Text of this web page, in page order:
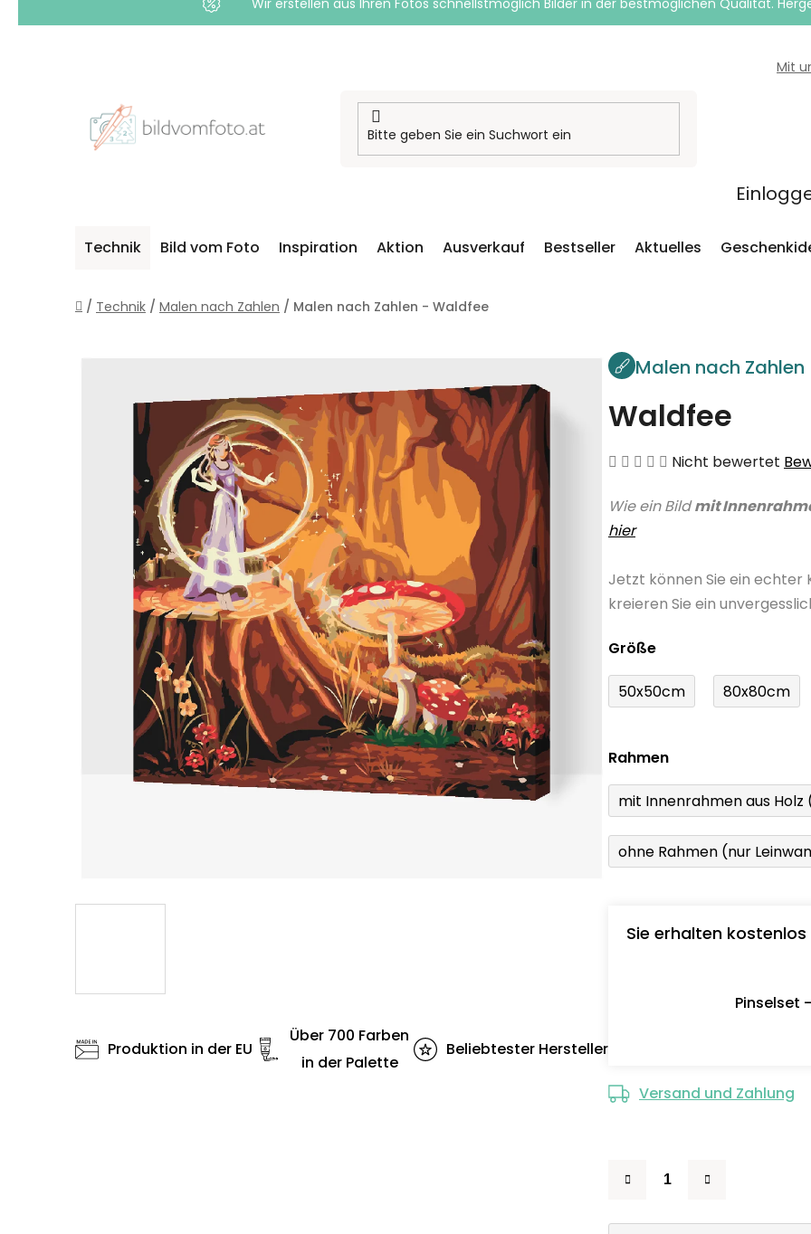
Wir erstellen aus Ihren Fotos schnellstmöglich Bilder in der bestmöglichen Qualität.
Mit
Technik Bild vom Foto Inspiration Aktion Ausverkauf Bestseller Aktuelles
Startseite
/ Technik / Malen nach Zahlen / Malen nach Zahlen - Waldfee
Malen nach Zahlen
Waldfee
Die
Produktbewertung
von
5
Nicht bewertet
Wie ein Bildmit
hier
Jetzt können Sie ein echter
kreieren Sie ein
Größe
50x50cm 80x80cm
Rahmen
mit Innenrahmen aus
ohne Rahmen (nur
Sie erhalten kostenlos
Pinselset
Versand und Zahlung
Produktion in der EU
Über 700 Farben
in der Palette
Beliebtester Hersteller